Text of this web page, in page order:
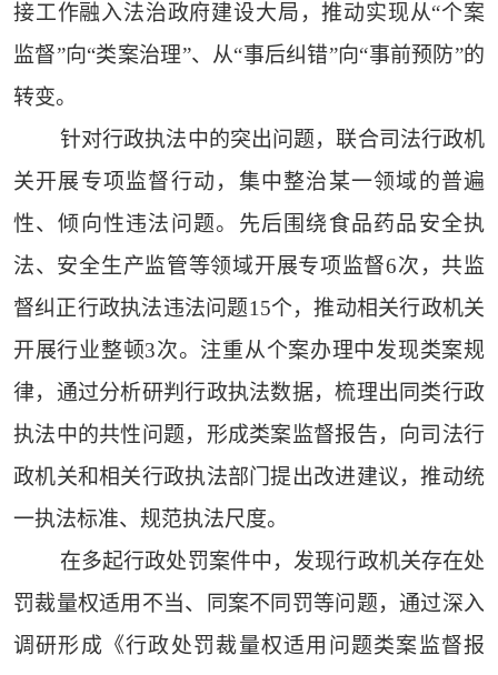
接工作融入法治政府建设大局，推动实现从“个案
监督”向“类案治理”、从“事后纠错”向“事前预防”的
转变。
针对行政执法中的突出问题，联合司法行政机
关开展专项监督行动，集中整治某一领域的普遍
性、倾向性违法问题。先后围绕食品药品安全执
法、安全生产监管等领域开展专项监督6次，共监
督纠正行政执法违法问题15个，推动相关行政机关
开展行业整顿3次。注重从个案办理中发现类案规
律，通过分析研判行政执法数据，梳理出同类行政
执法中的共性问题，形成类案监督报告，向司法行
政机关和相关行政执法部门提出改进建议，推动统
一执法标准、规范执法尺度。
在多起行政处罚案件中，发现行政机关存在处
罚裁量权适用不当、同案不同罚等问题，通过深入
调研形成《行政处罚裁量权适用问题类案监督报